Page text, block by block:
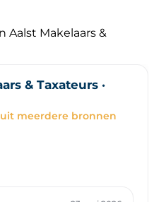
Aalst Makelaars &